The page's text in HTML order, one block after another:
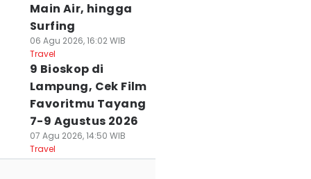
Main Air, hingga
Surfing
06 Agu 2026, 16:02 WIB
Travel
9 Bioskop di
Lampung, Cek Film
Favoritmu Tayang
7-9 Agustus 2026
07 Agu 2026, 14:50 WIB
Travel